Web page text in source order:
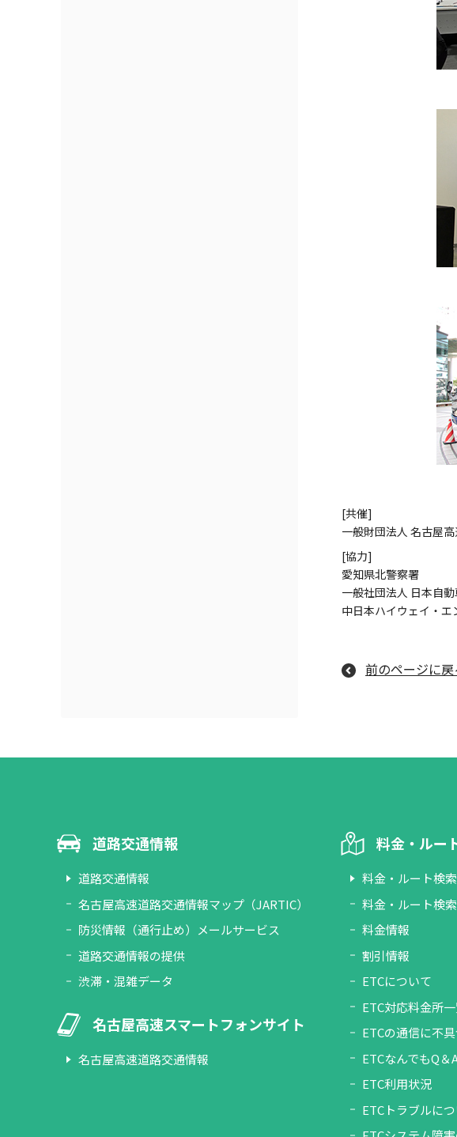
[共催]
一般財団法人 名古屋
[協力]
愛知県北警察署
一般社団法人 日本自
中日本ハイウェイ・
前のページに戻
道路交通情報
道路交通情報
名古屋高速道路交通情報マップ（JARTIC）
防災情報（通行止め）メールサービス
道路交通情報の提供
渋滞・混雑データ
名古屋高速スマートフォンサイト
名古屋高速道路交通情報
料金・ルー
料金・ルート検
料金・ルート検索
料金情報
割引情報
ETCについて
ETC対応料金所
ETCの通信に不
ETCなんでもQ＆
ETC利用状況
ETCトラブルに